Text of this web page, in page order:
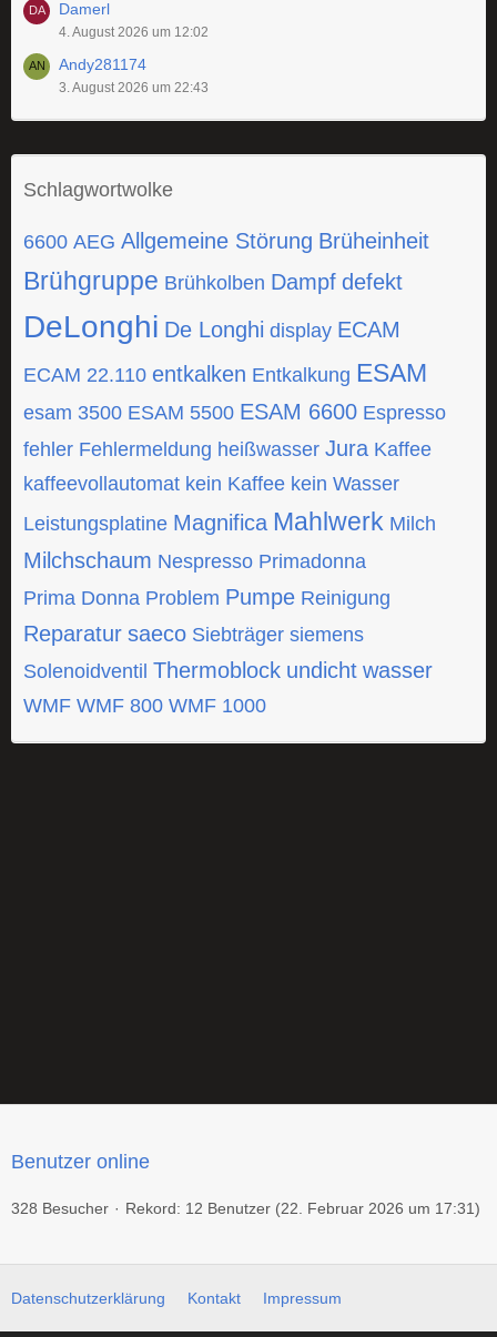
Damerl
4. August 2026 um 12:02
Andy281174
3. August 2026 um 22:43
Schlagwortwolke
6600 AEG Allgemeine Störung Brüheinheit
Brühgruppe Brühkolben Dampf defekt
DeLonghi De Longhi display ECAM
ECAM 22.110 entkalken Entkalkung ESAM
esam 3500 ESAM 5500 ESAM 6600 Espresso
fehler Fehlermeldung heißwasser Jura Kaffee
kaffeevollautomat kein Kaffee kein Wasser
Leistungsplatine Magnifica Mahlwerk Milch
Milchschaum Nespresso Primadonna
Prima Donna Problem Pumpe Reinigung
Reparatur saeco Siebträger siemens
Solenoidventil Thermoblock undicht wasser
WMF WMF 800 WMF 1000
Benutzer online
328 Besucher Rekord: 12 Benutzer (22. Februar 2026 um 17:31)
Datenschutzerklärung Kontakt Impressum